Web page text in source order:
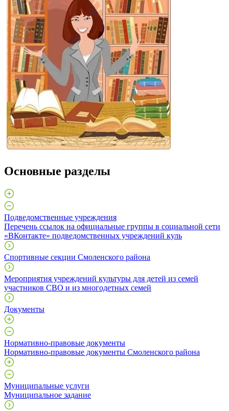
Основные разделы
Подведомственные учреждения
Перечень ссылок на официальные группы в социальной сети
«ВКонтакте» подведомственных учреждений куль
Спортивные секции Смоленского района
Мероприятия учреждений культуры для детей из семей
участников СВО и из многодетных семей
Документы
Нормативно-правовые документы
Нормативно-правовые документы Смоленского района
Муниципальные услуги
Муниципальное задание